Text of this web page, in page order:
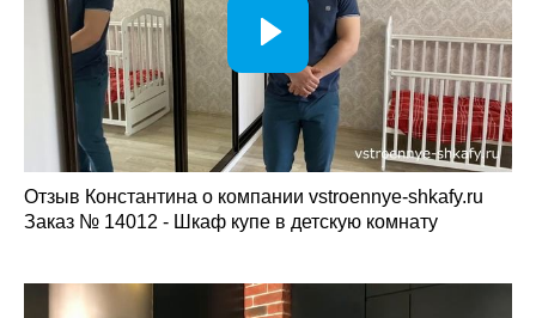
Отзыв Константина о компании vstroennye-shkafy.ru
Заказ № 14012 - Шкаф купе в детскую комнату